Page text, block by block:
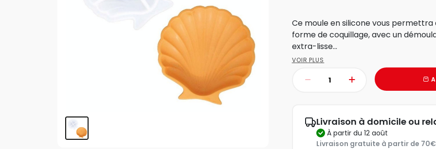
Ce moule en silicone vous
forme de coquillage, avec un
extra-lisse...
VOIR PLUS
Livraison à domicile ou
à partir du 12 août
Livraison gratuite à partir de